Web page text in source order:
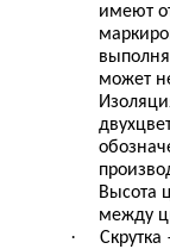
имеют
может
Высота
между
·